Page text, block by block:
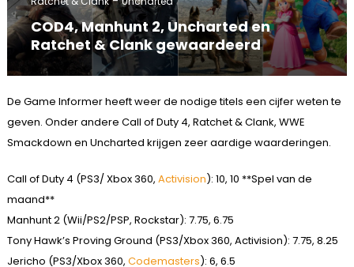
COD4, Manhunt 2, Uncharted en
Ratchet & Clank gewaardeerd
De Game Informer heeft weer de nodige titels een cijfer weten te
geven. Onder andere Call of Duty 4, Ratchet & Clank, WWE
Smackdown en Uncharted krijgen zeer aardige waarderingen.
Call of Duty 4 (PS3/ Xbox 360, Activision): 10, 10 **Spel van de
maand**
Manhunt 2 (Wii/PS2/PSP, Rockstar): 7.75, 6.75
Tony Hawk’s Proving Ground (PS3/Xbox 360, Activision): 7.75, 8.25
Jericho (PS3/Xbox 360, Codemasters): 6, 6.5